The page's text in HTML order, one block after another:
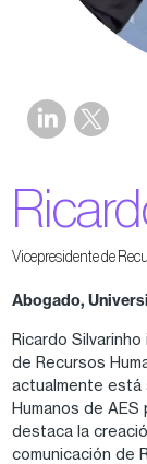
Vicepresidente de
Abogado,
Ricardo
de Recursos
actualmente está
Humanos de AES
destaca la
comunicación de